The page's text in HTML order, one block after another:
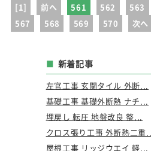
[1] 前へ 561 562 563
567
568 569 570 次へ
新着記事
左官工事 玄関タイル 外断...
基礎工事 基礎外断熱 ナチ...
埋戻し 転圧 地盤改良 整...
クロス張り工事 外断熱二重...
屋根工事 リッジウエイ 軽...